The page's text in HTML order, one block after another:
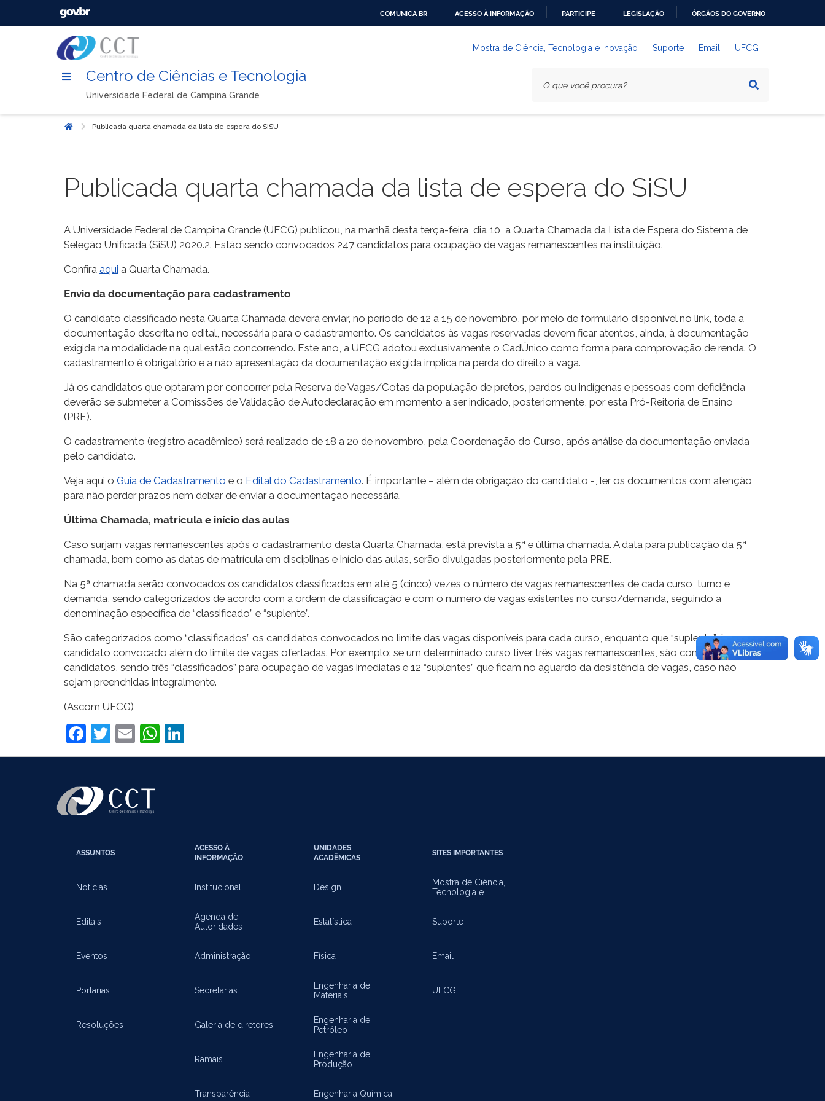
COMUNICA BR ACESSO À INFORMAÇÃO PARTICIPE LEGISLAÇÃO ÓRGÃOS DO GOVERNO
Mostra de Ciência, Tecnologia e Inovação Suporte Email UFCG
Centro de Ciências e Tecnologia
Universidade Federal de Campina Grande
Início Publicada quarta chamada da lista de espera do SiSU
Publicada quarta chamada da lista de espera do SiSU
A Universidade Federal de Campina Grande (UFCG) publicou, na manhã desta terça-feira, dia 10, a Quarta Chamada da Lista de Espera do Sistema de
Seleção Unificada (SiSU) 2020.2. Estão sendo convocados 247 candidatos para ocupação de vagas remanescentes na instituição.
Confira aqui a Quarta Chamada.
Envio da documentação para cadastramento
O candidato classificado nesta Quarta Chamada deverá enviar, no período de 12 a 15 de novembro, por meio de formulário disponível no link, toda a
documentação descrita no edital, necessária para o cadastramento. Os candidatos às vagas reservadas devem ficar atentos, ainda, à documentação
exigida na modalidade na qual estão concorrendo. Este ano, a UFCG adotou exclusivamente o CadÚnico como forma para comprovação de renda. O
cadastramento é obrigatório e a não apresentação da documentação exigida implica na perda do direito à vaga.
Já os candidatos que optaram por concorrer pela Reserva de Vagas/Cotas da população de pretos, pardos ou indígenas e pessoas com deficiência
deverão se submeter a Comissões de Validação de Autodeclaração em momento a ser indicado, posteriormente, por esta Pró-Reitoria de Ensino
(PRE).
O cadastramento (registro acadêmico) será realizado de 18 a 20 de novembro, pela Coordenação do Curso, após análise da documentação enviada
pelo candidato.
Veja aqui o Guia de Cadastramento e o Edital do Cadastramento. É importante – além de obrigação do candidato -, ler os documentos com atenção
para não perder prazos nem deixar de enviar a documentação necessária.
Última Chamada, matrícula e início das aulas
Caso surjam vagas remanescentes após o cadastramento desta Quarta Chamada, está prevista a 5ª e última chamada. A data para publicação da 5ª
chamada, bem como as datas de matrícula em disciplinas e início das aulas, serão divulgadas posteriormente pela PRE.
Na 5ª chamada serão convocados os candidatos classificados em até 5 (cinco) vezes o número de vagas remanescentes de cada curso, turno e
demanda, sendo categorizados de acordo com a ordem de classificação e com o número de vagas existentes no curso/demanda, seguindo a
denominação específica de “classificado” e “suplente”.
São categorizados como “classificados” os candidatos convocados no limite das vagas disponíveis para cada curso, enquanto que “suplente” é o
candidato convocado além do limite de vagas ofertadas. Por exemplo: se um determinado curso tiver três vagas remanescentes, são convocados 15
candidatos, sendo três “classificados” para ocupação de vagas imediatas e 12 “suplentes” que ficam no aguardo da desistência de vagas, caso não
sejam preenchidas integralmente.
(Ascom UFCG)
Facebook
Twitter
EmailWhatsApp
ASSUNTOS
Notícias
Editais
Eventos
Portarias
Resoluções
ACESSO À
INFORMAÇÃO
Institucional
Agenda de
Autoridades
Administração
Secretarias
Galeria de diretores
Ramais
Transparência
UNIDADES
ACADÊMICAS
Design
Estatística
Física
Engenharia de
Materiais
Engenharia de
Petróleo
Engenharia de
Produção
Engenharia Química
SITES IMPORTANTES
Mostra de Ciência,
Tecnologia e
Suporte
Email
UFCG